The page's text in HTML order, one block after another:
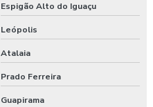
Espigão Alto do Iguaçu
Leópolis
Atalaia
Prado Ferreira
Guapirama